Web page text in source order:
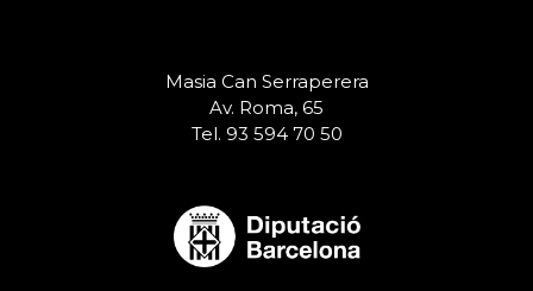
Masia Can Serraperera
Av. Roma, 65
Tel. 93 594 70 50